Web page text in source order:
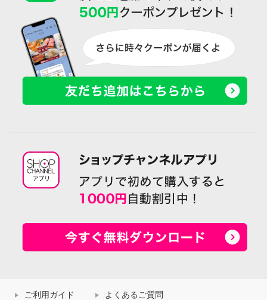
ご利用ガイド よくあるご質問